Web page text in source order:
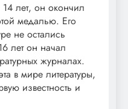
лет, он окончил
медалью. Его
не остались
лет он начал
журналах.
в мире литературы,
известность и